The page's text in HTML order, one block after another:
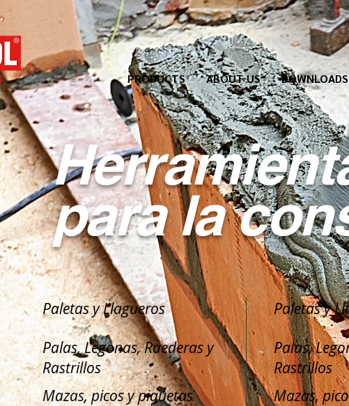
PRODUCTS ABOUT US DOWNLOADS
para la
Paletas y Llagueros
Paletas y
Palas, Legonas, Raederas y
Rastrillos
Palas,
Rastrillos
Mazas, picos y piquetas
Mazas,